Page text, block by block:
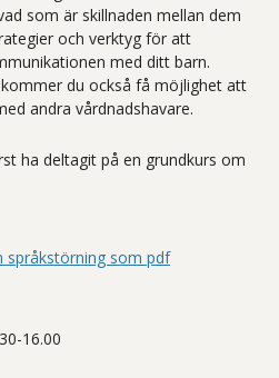
som är skillnaden mellan dem
och verktyg för att
med ditt barn.
du också få möjlighet att
andra vårdnadshavare.
ha deltagit på en grundkurs om
som pdf
16.00